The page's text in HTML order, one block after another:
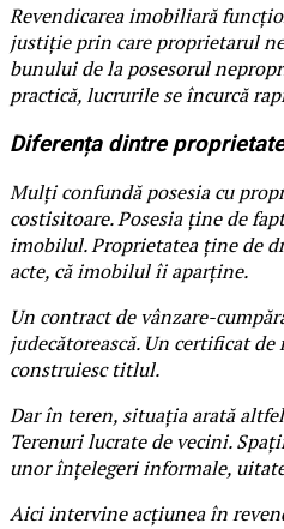
Revendicarea imobiliară
justiție prin care proprietarul
bunului de la posesorul
practică, lucrurile se încurcă
Diferența dintre
Mulți confundă posesia cu
costisitoare. Posesia ține de
imobilul. Proprietatea ține de
acte, că imobilul îi aparține.
Un contract de vânzare-
judecătorească. Un certificat de
construiesc titlul.
Dar în teren, situația arată
Terenuri lucrate de vecini.
unor înțelegeri informale,
Aici intervine acțiunea în